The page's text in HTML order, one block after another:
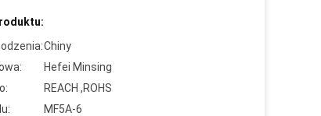
Chiny
Hefei Minsing
REACH ,ROHS
MF5A-6